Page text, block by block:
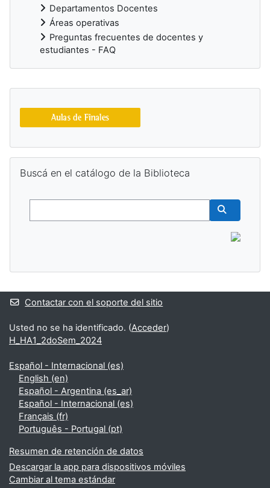
Departamentos Docentes
Áreas operativas
Preguntas frecuentes de docentes y
estudiantes - FAQ
Bloques suplementarios
Buscá en el catálogo de la Biblioteca
Buscar
Contactar con el soporte del sitio
Usted no se ha identificado. (Acceder)
H_HA1_2doSem_2024
Español - Internacional ‎(es)‎
English ‎(en)‎
Español - Argentina ‎(es_ar)‎
Español - Internacional ‎(es)‎
Français ‎(fr)‎
Português - Portugal ‎(pt)‎
Resumen de retención de datos
Descargar la app para dispositivos móviles
Cambiar al tema estándar